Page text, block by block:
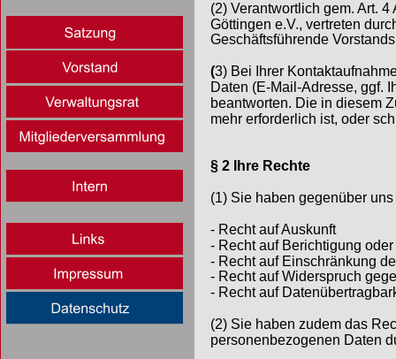
(2) Verantwortlich gem. Art.
Göttingen e.V., vertreten
Geschäftsführende
(3) Bei Ihrer
Daten (E-Mail-Adresse, ggf.
beantworten. Die in diesem
mehr erforderlich ist, oder
§ 2 Ihre Rechte
(1) Sie haben gegenüber
- Recht auf Auskunft
- Recht auf Berichtigung
- Recht auf Einschränkung
- Recht auf Widerspruch
- Recht auf
(2) Sie haben zudem das
personenbezogenen Daten